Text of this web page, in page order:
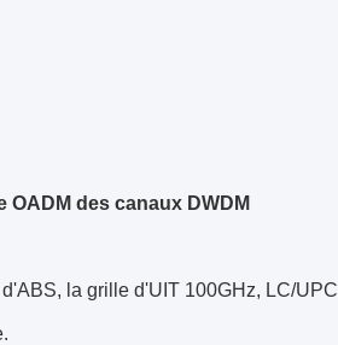
des canaux DWDM
la grille d'UIT 100GHz, LC/UPC